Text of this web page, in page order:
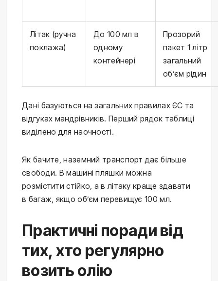
Літак (ручна
поклажа)
До 100 мл в
одному
контейнері
Прозорий
пакет 1 літр
загальний
об’єм рідин
Дані базуються на загальних правилах ЄС та
відгуках мандрівників. Перший рядок таблиці
виділено для наочності.
Як бачите, наземний транспорт дає більше
свободи. В машині пляшки можна
розмістити стійко, а в літаку краще здавати
в багаж, якщо об’єм перевищує 100 мл.
Практичні поради від
тих, хто регулярно
возить олію